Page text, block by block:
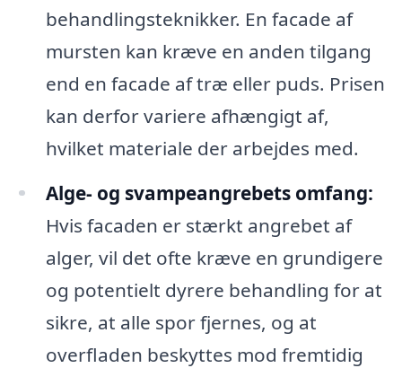
behandlingsteknikker. En facade af
mursten kan kræve en anden tilgang
end en facade af træ eller puds. Prisen
kan derfor variere afhængigt af,
hvilket materiale der arbejdes med.
Alge- og svampeangrebets omfang:
Hvis facaden er stærkt angrebet af
alger, vil det ofte kræve en grundigere
og potentielt dyrere behandling for at
sikre, at alle spor fjernes, og at
overfladen beskyttes mod fremtidig